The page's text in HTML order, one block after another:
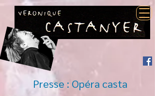
Presse : Opéra casta